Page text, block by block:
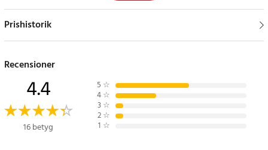
Flexibel lyssning med AUX-ingång
teleskopisk FM-antenn och en inbyggd AM-antenn för bästa
tuning ger en nostalgisk känsla med enkel användning.
Specifikation
- Radiotyper: AM/FM analog mottagning
Prishistorik
Recensioner
4.4
16 betyg
5 ☆
4 ☆
3 ☆
2 ☆
1 ☆